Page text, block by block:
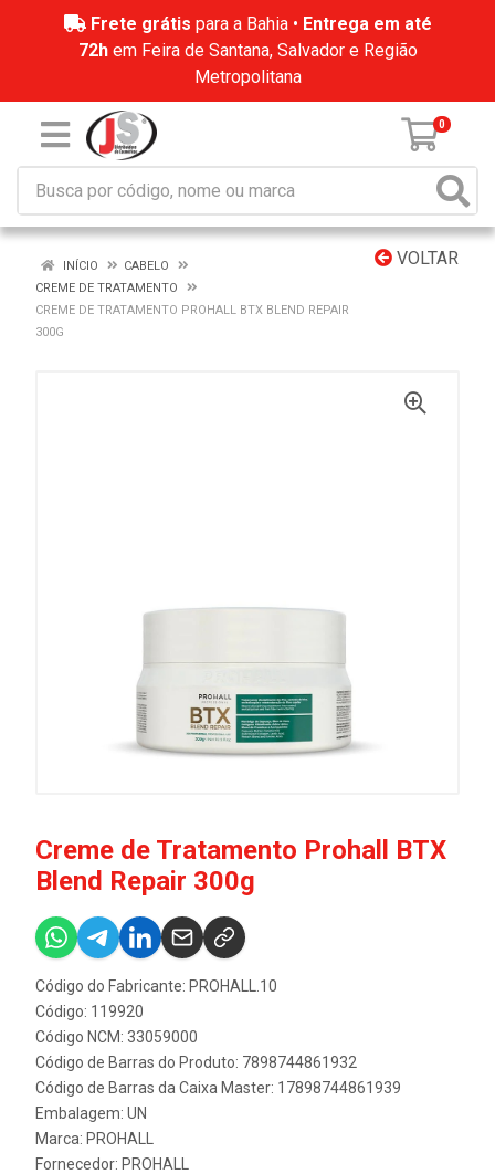
Frete grátis para a Bahia • Entrega em até
72hem Feira de Santana, Salvador e Região
Metropolitana
0
VOLTAR
INÍCIO
CABELO
CREME DE TRATAMENTO
CREME DE TRATAMENTO PROHALL BTX BLEND REPAIR
300G
Creme de Tratamento Prohall BTX
Blend Repair 300g
Código do Fabricante: PROHALL.10
Código: 119920
Código NCM: 33059000
Código de Barras do Produto: 7898744861932
Código de Barras da Caixa Master: 17898744861939
Embalagem: UN
Marca: PROHALL
Fornecedor: PROHALL